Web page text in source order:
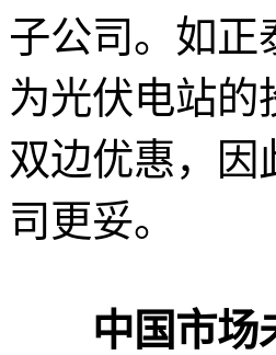
子公司。如正
为光伏电站的
双边优惠，因
司更妥。
中国市场